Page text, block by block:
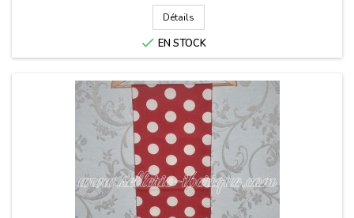
Détails
 EN STOCK